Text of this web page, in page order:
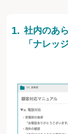
社内のあ
「ナレッ